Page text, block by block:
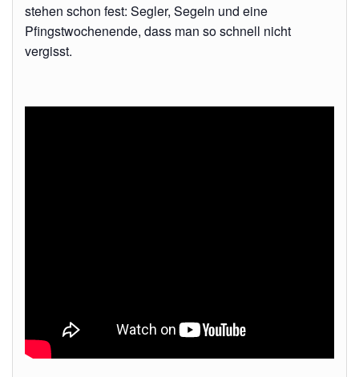
stehen schon fest: Segler, Segeln und eine
Pfingstwochenende, dass man so schnell nicht
vergisst.